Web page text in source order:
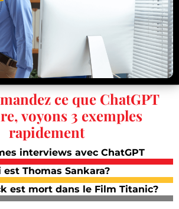
ce que ChatGPT
voyons 3 exemples
rapidement
interviews avec ChatGPT
est Thomas Sankara?
est mort dans le Film Titanic?